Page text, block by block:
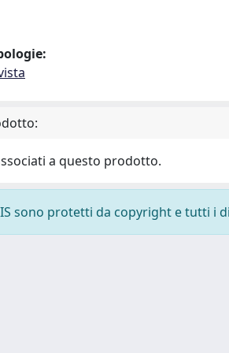
a questo prodotto.
sono protetti da copyright e tutti i